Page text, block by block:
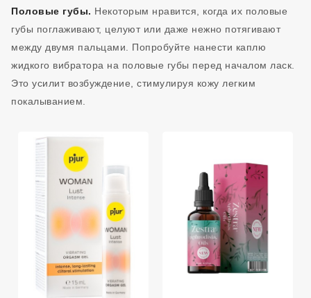
Половые губы. Некоторым нравится, когда их половые
губы поглаживают, целуют или даже нежно потягивают
между двумя пальцами. Попробуйте нанести каплю
жидкого вибратора на половые губы перед началом ласк.
Это усилит возбуждение, стимулируя кожу легким
покалыванием.
Подарок С Заказом